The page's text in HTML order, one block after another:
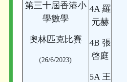
第三十屆香港小
學數學
奧林匹克比賽
(26/6/2023)
4A 羅
元赫
4B 張
啓庭
5A 王